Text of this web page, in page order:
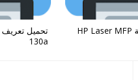
تحميل تعريف طابعة HP Laser MFP
130a